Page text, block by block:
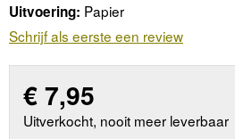
Uitvoering: Papier
Schrijf als eerste een review
€7,95
Uitverkocht, nooit meer leverbaar